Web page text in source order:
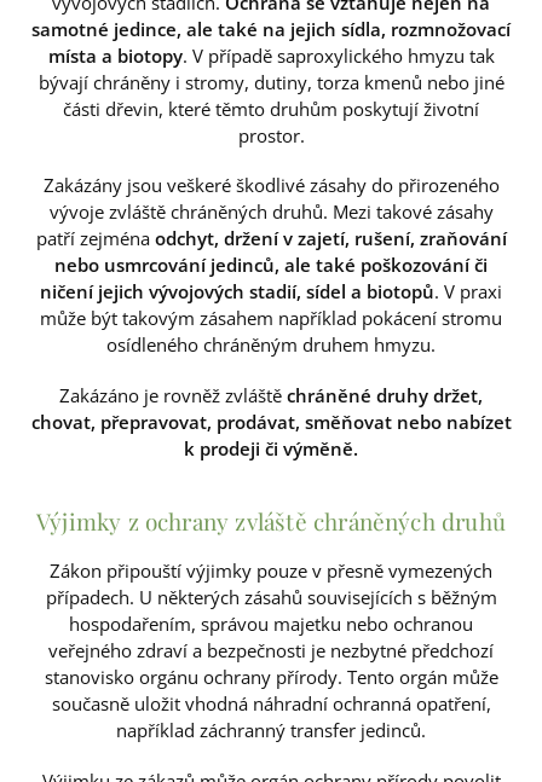
samotné jedince, ale také na jejich sídla, rozmnožovací
místa a biotopy. V případě saproxylického hmyzu tak
bývají chráněny i stromy, dutiny, torza kmenů nebo jiné
části dřevin, které těmto druhům poskytují životní
prostor.
Zakázány jsou veškeré škodlivé zásahy do přirozeného
vývoje zvláště chráněných druhů. Mezi takové zásahy
patří zejména odchyt, držení v zajetí, rušení, zraňování
nebo usmrcování jedinců, ale také poškozování či
ničení jejich vývojových stadií, sídel a biotopů. V praxi
může být takovým zásahem například pokácení stromu
osídleného chráněným druhem hmyzu.
Zakázáno je rovněž zvláště chráněné druhy držet,
chovat, přepravovat, prodávat, směňovat nebo nabízet
k prodeji či výměně.
Výjimky z ochrany zvláště chráněných druhů
Zákon připouští výjimky pouze v přesně vymezených
případech. U některých zásahů souvisejících s běžným
hospodařením, správou majetku nebo ochranou
veřejného zdraví a bezpečnosti je nezbytné předchozí
stanovisko orgánu ochrany přírody. Tento orgán může
současně uložit vhodná náhradní ochranná opatření,
například záchranný transfer jedinců.